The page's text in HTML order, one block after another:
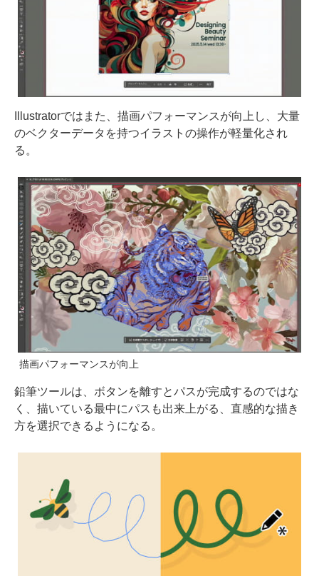
Illustratorではまた、描画パフォーマンスが向上し、大量
のベクターデータを持つイラストの操作が軽量化され
る。
描画パフォーマンスが向上
鉛筆ツールは、ボタンを離すとパスが完成するのではな
く、描いている最中にパスも出来上がる、直感的な描き
方を選択できるようになる。